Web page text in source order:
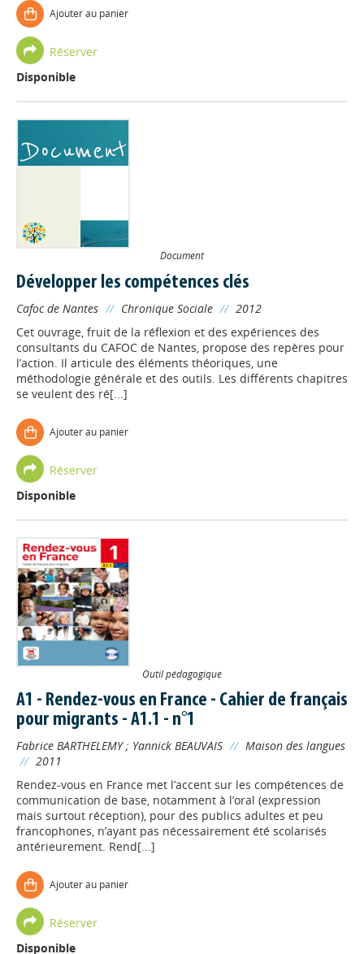
Ajouter au panier
Réserver
Disponible
Document
Développer les compétences clés
Cafoc de Nantes // Chronique Sociale // 2012
Cet ouvrage, fruit de la réflexion et des expériences des
consultants du CAFOC de Nantes, propose des repères pour
l’action. Il articule des éléments théoriques, une
méthodologie générale et des outils. Les différents chapitres
se veulent des ré[...]
Ajouter au panier
Réserver
Disponible
Outil pédagogique
A1 - Rendez-vous en France - Cahier de français
pour migrants - A1.1 - n°1
Fabrice BARTHELEMY; Yannick BEAUVAIS // Maison des langues
// 2011
Rendez-vous en France met l’accent sur les compétences de
communication de base, notamment à l’oral (expression
mais surtout réception), pour des publics adultes et peu
francophones, n’ayant pas nécessairement été scolarisés
antérieurement. Rend[...]
Ajouter au panier
Réserver
Disponible